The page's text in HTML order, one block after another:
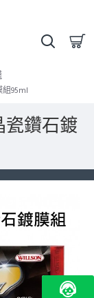
組95ml
瓷鑽石鍍